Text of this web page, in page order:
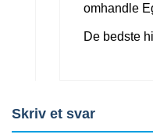
omhandle
De bedste
Skriv et svar